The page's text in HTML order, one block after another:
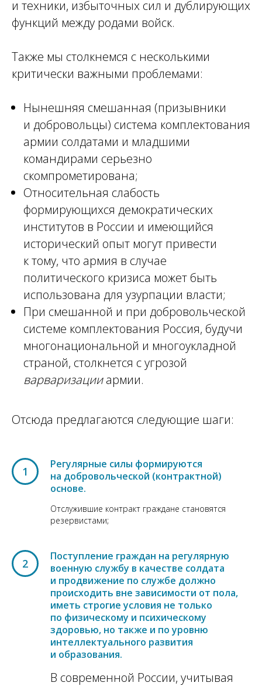
и техники, избыточных сил и дублирующих
функций между родами войск.
Также мы столкнемся с несколькими
критически важными проблемами:
Нынешняя смешанная (призывники
и добровольцы) система комплектования
армии солдатами и младшими
командирами серьезно
скомпрометирована;
Относительная слабость
формирующихся демократических
институтов в России и имеющийся
исторический опыт могут привести
к тому, что армия в случае
политического кризиса может быть
использована для узурпации власти;
При смешанной и при добровольческой
системе комплектования Россия, будучи
многонациональной и многоукладной
страной, столкнется с угрозой
варваризацииармии.
Отсюда предлагаются следующие шаги:
1
Регулярные силы формируются
на добровольческой (контрактной)
основе.
Отслужившие контракт граждане становятся
резервистами;
2
Поступление граждан на регулярную
военную службу в качестве солдата
и продвижение по службе должно
происходить вне зависимости от пола,
иметь строгие условия не только
по физическому и психическому
здоровью, но также и по уровню
интеллектуального развития
и образования.
В современной России, учитывая